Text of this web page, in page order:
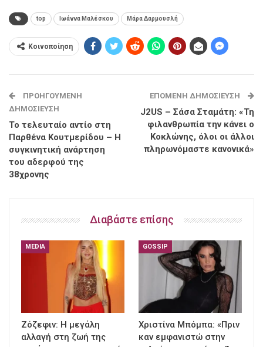
top Ιωάννα Μαλέσκου Μάρα Δαρμουσλή
Κοινοποίηση
ΠΡΟΗΓΟΎΜΕΝΗ
ΔΗΜΟΣΊΕΥΣΗ
Το τελευταίο αντίο στη
Παρθένα Κουτμερίδου – Η
συγκινητική ανάρτηση
του αδερφού της
38χρονης
ΕΠΌΜΕΝΗ ΔΗΜΟΣΊΕΥΣΗ
J2US – Σάσα Σταμάτη: «Τη
φιλανθρωπία την κάνει ο
Κοκλώνης, όλοι οι άλλοι
πληρωνόμαστε κανονικά»
Διαβάστε επίσης
MEDIA
Ζόζεφιν: Η μεγάλη
αλλαγή στη ζωή της
GOSSIP
Χριστίνα Μπόμπα: «Πριν
καν εμφανιστώ στην